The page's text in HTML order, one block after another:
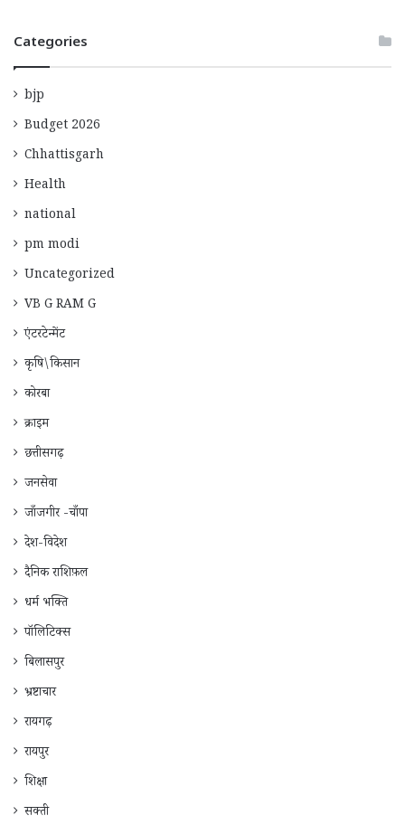
Categories
bjp
Budget 2026
Chhattisgarh
Health
national
pm modi
Uncategorized
VB G RAM G
एंटरटेन्मेंट
कृषि\किसान
कोरबा
क्राइम
छत्तीसगढ़
जनसेवा
जाँजगीर -चाँपा
देश-विदेश
दैनिक राशिफ़ल
धर्म भक्ति
पॉलिटिक्स
बिलासपुर
भ्रष्टाचार
रायगढ़
रायपुर
शिक्षा
सक्ती